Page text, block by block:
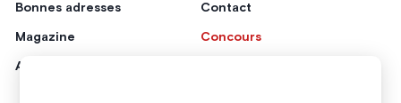
Bonnes adresses
Magazine
Annonceurs
Contact
Concours